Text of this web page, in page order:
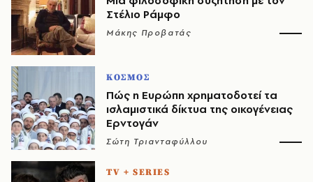
Στέλιο Ράμφο
Μάκης Προβατάς
ΚΟΣΜΟΣ
Πώς η Ευρώπη χρηματοδοτεί τα
ισλαμιστικά δίκτυα της οικογένειας
Ερντογάν
Σώτη Τριανταφύλλου
TV + SERIES